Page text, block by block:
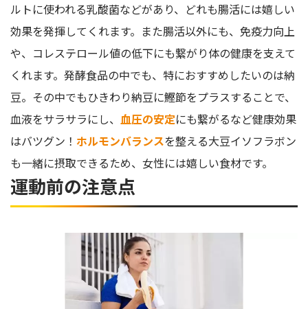
ルトに使われる乳酸菌などがあり、どれも腸活には嬉しい
効果を発揮してくれます。また腸活以外にも、免疫力向上
や、コレステロール値の低下にも繋がり体の健康を支えて
くれます。発酵食品の中でも、特におすすめしたいのは納
豆。その中でもひきわり納豆に鰹節をプラスすることで、
血液をサラサラにし、 血圧の安定にも繋がるなど健康効果
はバツグン！ ホルモンバランスを整える大豆イソフラボン
も一緒に摂取できるため、女性には嬉しい食材です。
運動前の注意点